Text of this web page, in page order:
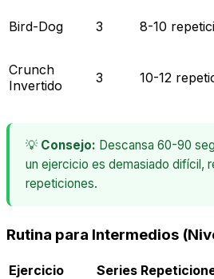
Bird-Dog 3 8-10
Crunch
Invertido
3 10-12
💡 Consejo: Descansa 60-90
un ejercicio es demasiado difícil,
repeticiones.
Rutina para Intermedios
Ejercicio Series